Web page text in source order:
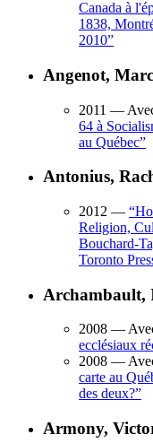
Canada à
1838,
2010”
Angenot, Marc
2011 —
64 à
au Québec”
Antonius,
2012 — “
Religion,
Bouchard-
Toronto
Archambault,
2008 —
ecclésiaux
2008 —
carte au
des deux?”
Armony,